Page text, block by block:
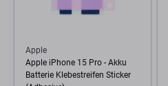
Apple
Apple iPhone 15 Pro - Akku
Batterie Klebestreifen Sticker